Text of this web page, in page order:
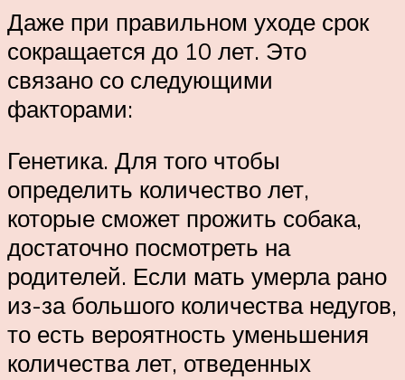
Даже при правильном уходе срок
сокращается до 10 лет. Это
связано со следующими
факторами:
Генетика. Для того чтобы
определить количество лет,
которые сможет прожить собака,
достаточно посмотреть на
родителей. Если мать умерла рано
из-за большого количества недугов,
то есть вероятность уменьшения
количества лет, отведенных